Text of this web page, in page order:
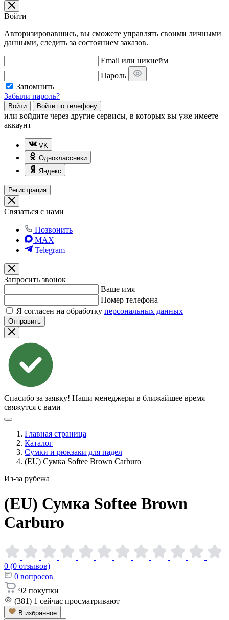
Войти
Авторизировавшись, вы сможете управлять своими личными
данными, следить за состоянием заказов.
Email или никнейм
Пароль
Запомнить
Забыли пароль?
Войти Войти по телефону
или войдите через другие сервисы, в которых вы уже имеете
аккаунт
VK
Одноклассники
Яндекс
Регистрация
Связаться с нами
Позвонить
MAX
Telegram
Запросить звонок
Ваше имя
Номер телефона
Я согласен на обработку персональных данных
Отправить
Спасибо за заявку! Наши менеджеры в ближайшее время
свяжутся с вами
Главная страница
Каталог
Сумки и рюкзаки для падел
(EU) Сумка Softee Brown Carburo
Из-за рубежа
(EU) Сумка Softee Brown
Carburo
0 (0 отзывов)
0 вопросов
92 покупки
(381) 1 сейчас просматривают
В избранное